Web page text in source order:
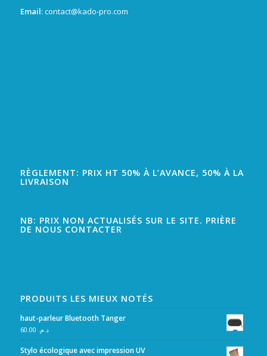
Email: contact@kado-pro.com
RÈGLEMENT: PRIX HT 50% À L’AVANCE, 50% À LA
LIVRAISON
NB: PRIX NON ACTUALISÉS SUR LE SITE. PRIÈRE
DE NOUS CONTACTER
PRODUITS LES MIEUX NOTÉS
haut-parleur Bluetooth Tanger
د.م.
Stylo écologique avec impression UV